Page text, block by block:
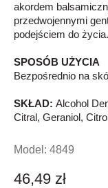
Model: 4849
46,49 zł
akordem
przedwojennymi
podejściem do życia.
SPOSÓB UŻYCIA
Bezpośrednio na
SKŁAD: Alcohol
Citral, Geraniol,